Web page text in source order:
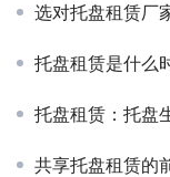
选对托盘租赁厂
托盘租赁是什么
托盘租赁：托盘
共享托盘租赁的